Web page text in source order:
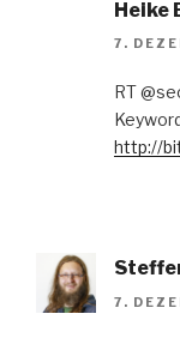
Heike
7.
RT
http://
7.